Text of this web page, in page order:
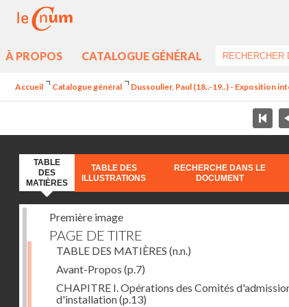
À PROPOS CATALOGUE GÉNÉRAL
Accueil Catalogue général Dussoulier, Paul (18..-19..) - Exposition
TABLE
DES
MATIÈRES
TABLE DES
ILLUSTRATIONS
RECHERCHE DANS LE
DOCUMENT
Première image
PAGE DE TITRE
TABLE DES MATIÈRES (n.n.)
Avant-Propos (p.7)
CHAPITRE I. Opérations des Comités
d'installation(p.13)